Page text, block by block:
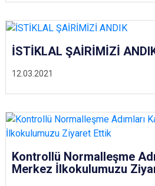
12.03.2021
İSTİKLAL ŞAİRİMİZİ
Kontrollü Normalleşme
Merkez İlkokulumuzu